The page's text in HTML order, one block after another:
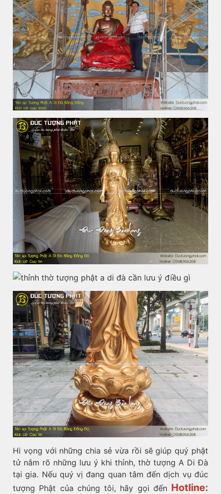
Hi vọng với những chia sẻ vừa rồi sẽ giúp quý phật
tử nắm rõ những lưu ý khi thỉnh, thờ tượng A Di Đà
tại gia. Nếu quý vị đang quan tâm đến dịch vụ đúc
tượng Phật của chúng tôi, hãy gọi đến Hotline: